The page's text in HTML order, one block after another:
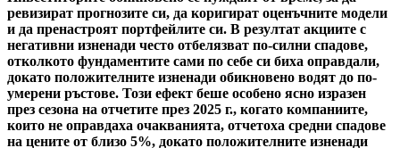
ревизират прогнозите си, да коригират оценъчните модели
и да пренастроят портфейлите си. В резултат акциите с
негативни изненади често отбелязват по-силни спадове,
отколкото фундаментите сами по себе си биха оправдали,
докато положителните изненади обикновено водят до по-
умерени ръстове. Този ефект беше особено ясно изразен
през сезона на отчетите през 2025 г., когато компаниите,
които не оправдаха очакванията, отчетоха средни спадове
на цените от близо 5%, докато положителните изненади